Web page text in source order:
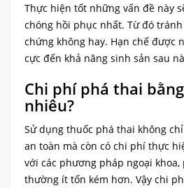
Thực hiện tốt những vấn đề này
chóng hồi phục nhất. Từ đó
chứng không hay. Hạn chế được
cực đến khả năng sinh sản sau
Chi phí phá thai
nhiêu?
Sử dụng thuốc phá thai không
an toàn mà còn có chi phí thực
với các phương pháp ngoại
thường ít tốn kém hơn. Vậy chi